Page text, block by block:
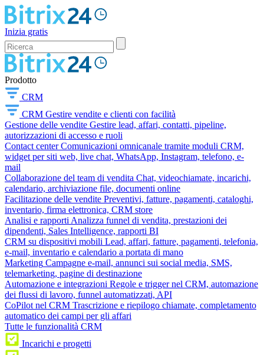
Inizia gratis
Prodotto
CRM
CRM Gestire vendite e clienti con facilità
Gestione delle vendite Gestire lead, affari, contatti, pipeline,
autorizzazioni di accesso e ruoli
Contact center Comunicazioni omnicanale tramite moduli CRM,
widget per siti web, live chat, WhatsApp, Instagram, telefono, e-
mail
Collaborazione del team di vendita Chat, videochiamate, incarichi,
calendario, archiviazione file, documenti online
Facilitazione delle vendite Preventivi, fatture, pagamenti, cataloghi,
inventario, firma elettronica, CRM store
Analisi e rapporti Analizza funnel di vendita, prestazioni dei
dipendenti, Sales Intelligence, rapporti BI
CRM su dispositivi mobili Lead, affari, fatture, pagamenti, telefonia,
e-mail, inventario e calendario a portata di mano
Marketing Campagne e-mail, annunci sui social media, SMS,
telemarketing, pagine di destinazione
Automazione e integrazioni Regole e trigger nel CRM, automazione
dei flussi di lavoro, funnel automatizzati, API
CoPilot nel CRM Trascrizione e riepilogo chiamate, completamento
automatico dei campi per gli affari
Tutte le funzionalità CRM
Incarichi e progetti